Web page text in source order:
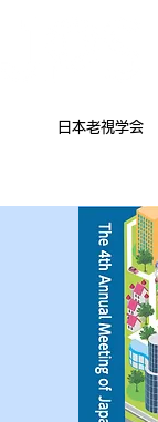
日本老視学会